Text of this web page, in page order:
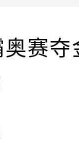
赛